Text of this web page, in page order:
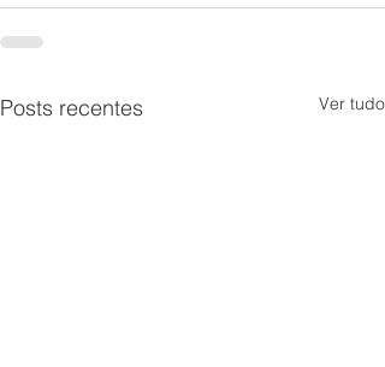
Posts recentes Ver tudo